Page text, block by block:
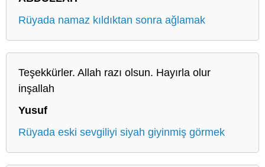
Rüyada namaz kıldıktan sonra ağlamak
Teşekkürler. Allah razı olsun. Hayırla olur
inşallah
Yusuf
Rüyada eski sevgiliyi siyah giyinmiş görmek